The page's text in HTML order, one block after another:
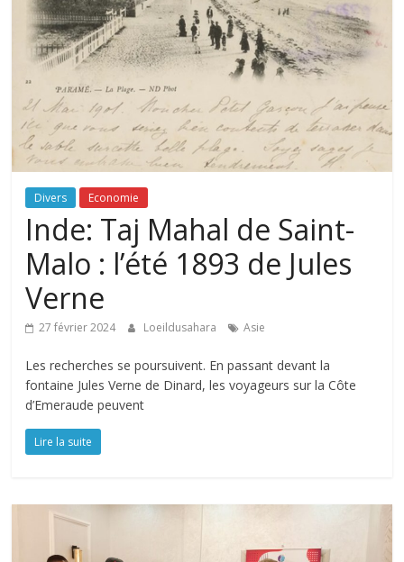
Divers Economie
Inde: Taj Mahal de Saint-
Malo : l’été 1893 de Jules
Verne
27 février 2024 Loeildusahara Asie
Les recherches se poursuivent. En passant devant la
fontaine Jules Verne de Dinard, les voyageurs sur la Côte
d’Emeraude peuvent
Lire la suite